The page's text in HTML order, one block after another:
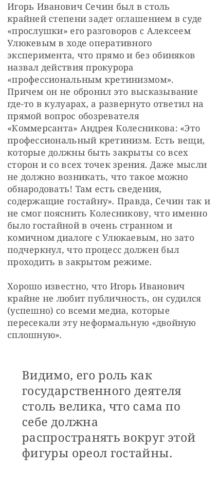
Игорь Иванович Сечин был в столь
крайней степени задет оглашением в суде
«прослушки» его разговоров с Алексеем
Улюкевым в ходе оперативного
эксперимента, что прямо и без обиняков
назвал действия прокурора
«профессиональным кретинизмом».
Причем он не обронил это высказывание
где-то в кулуарах, а развернуто ответил на
прямой вопрос обозревателя
«Коммерсанта» Андрея Колесникова: «Это
профессиональный кретинизм. Есть вещи,
которые должны быть закрыты со всех
сторон и со всех точек зрения. Даже мысли
не должно возникать, что такое можно
обнародовать! Там есть сведения,
содержащие гостайну». Правда, Сечин так и
не смог пояснить Колесникову, что именно
было гостайной в очень странном и
комичном диалоге с Улюкаевым, но зато
подчеркнул, что процесс должен был
проходить в закрытом режиме.
Хорошо известно, что Игорь Иванович
крайне не любит публичность, он судился
(успешно) со всеми медиа, которые
пересекали эту неформальную «двойную
сплошную».
Видимо, его роль как
государственного деятеля
столь велика, что сама по
себе должна
распространять вокруг этой
фигуры ореол гостайны.